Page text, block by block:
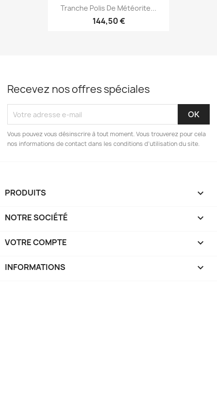
Tranche Polis De Météorite...
144,50 €
Recevez nos offres spéciales
Vous pouvez vous désinscrire à tout moment. Vous trouverez pour cela
nos informations de contact dans les conditions d'utilisation du site.
PRODUITS 
NOTRE SOCIÉTÉ 
VOTRE COMPTE 
INFORMATIONS keyboard_arrow_down